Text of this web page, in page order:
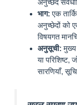
अनुच्छेद
भाग: एक
अनुच्छेदों को
विषयगत
अनुसूची: मुख्य
या परिशिष्ट,
सारणियाँ,